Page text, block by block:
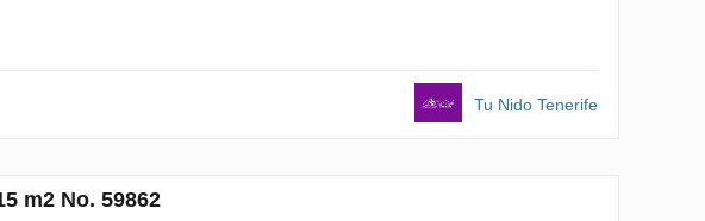
Tu Nido Tenerife
m2 No. 59862